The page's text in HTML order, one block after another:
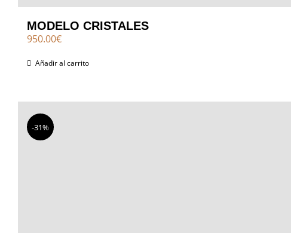
MODELO CRISTALES
950.00€
Añadir al carrito
-31%